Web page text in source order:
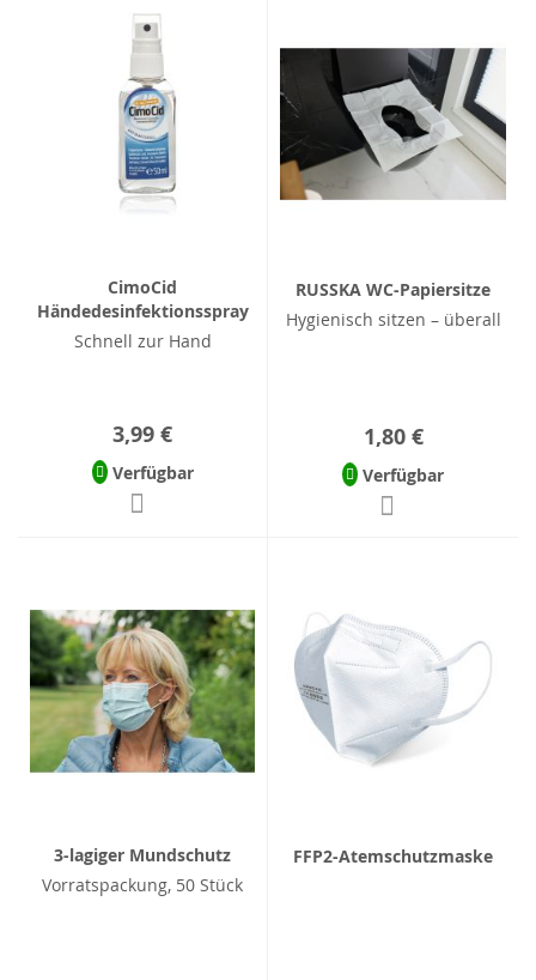
CimoCid
Händedesinfektionsspray
Schnell zur Hand
3,99 €
Verfügbar
RUSSKA WC-Papiersitze
Hygienisch sitzen – überall
1,80 €
Verfügbar
3-lagiger Mundschutz
Vorratspackung, 50 Stück
FFP2-Atemschutzmaske